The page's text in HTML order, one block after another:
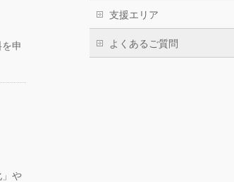
申
」や
支援エリア
よくあるご質問